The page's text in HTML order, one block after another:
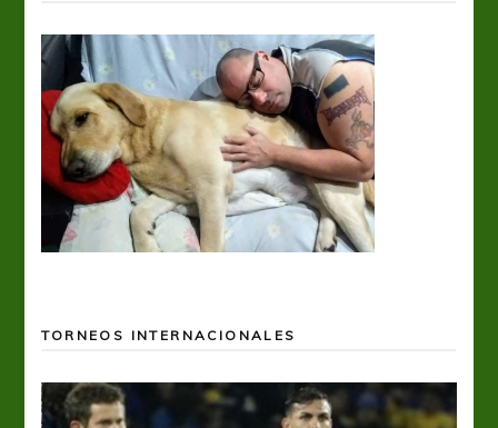
TORNEOS INTERNACIONALES